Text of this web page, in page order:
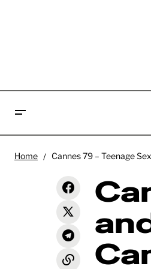
documentario che racconta la
corsa di Ruben Ostlund alla
Palma d'Oro
Home Cannes 79 – Teenage